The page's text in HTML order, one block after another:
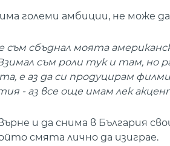
големи амбиции, не може
съм сбъднал моята
съм роли тук и там, но
е аз да си продуцирам
- аз все още имам лек
и да снима в България
смята лично да изиграе.